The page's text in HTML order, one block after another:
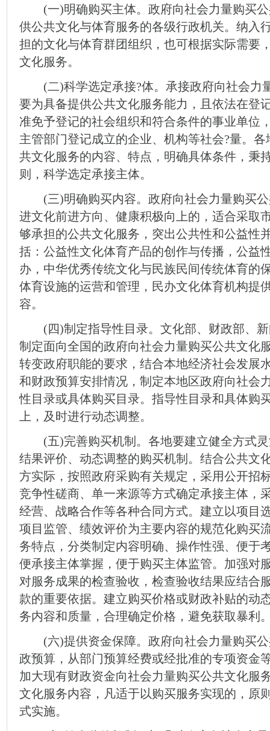
(一)明确购买主体。政府向社会力量购买公
供公共文化与体育服务的各级行政机关。纳入
担的文化与体育群团组织，也可根据实际需要
文化服务。
(二)科学选定承接?体。承接政府向社会力
要为具备提供公共文化服务能力，且依法在登
准免予登记的社会组织和符合条件的事业单位
主管部门登记成立的企业、机构等社会?量。
共文化服务的内容、特点，明确具体条件，秉
则，科学选定承接主体。
(三)明确购买内容。政府向社会力量购买公
进文化前进方向、健康积极向上的，适合采取
够承担的公共文化服务，突出公共性和公益性
括：公益性文化体育产品的创作与传播，公益
办，中华优秀传统文化与民族民间传统体育的
体育设施的运营和管理，民办文化体育机构提
容。
(四)制定指导性目录。文化部、财政部、新
制定面向全国的政府向社会力量购买公共文化
转变政府职能的要求，结合本地经济社会发展
和财政预算安排情况，制定本地区政府向社会
性目录或具体购买目录。指导性目录和具体购
上，及时进行动态调整。
(五)完善购买机制。各地要建立健全方式灵
结果评价、动态调整的购买机制。结合公共文
方实际，按照政府采购有关规定，采用公开招
竞争性磋商、单一来源等方式确定承接主体，
经营、战略合作等各种合同方式。建立以项目
项目监管、绩效评价为主要内容的规范化购买
务特点，分类制定内容明确、操作性强、便于
便承接主体掌握，便于购买主体监管。加强对
对服务成果的检查验收，检查验收结果应结合
款的重要依据。建立购买价格或财政补贴的动
务内容和质量，合理确定价格，避免获取暴利
(六)提供资金保障。政府向社会力量购买公
政预算，从部门预算经费或经批准的专项资金
加大现有财政资金向社会力量购买公共文化服
文化服务内容，凡适于以购买服务实现的，原
式实施。